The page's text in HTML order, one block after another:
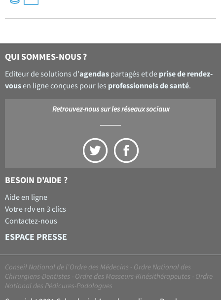
QUI SOMMES-NOUS ?
Editeur de solutions d'agendas partagés et de prise de rendez-
vousen ligne conçues pour les professionnels de santé.
Retrouvez-nous sur les réseaux sociaux
BESOIN D'AIDE ?
Aide en ligne
Votre rdv en 3 clics
Contactez-nous
ESPACE PRESSE
Conseil National de l'Ordre des Médecins - Ordre National des
Chirurgiens-Dentistes - Ordre des Masseurs-Kinésithérapeutes - Ordre
National des Pédicures-Podologues